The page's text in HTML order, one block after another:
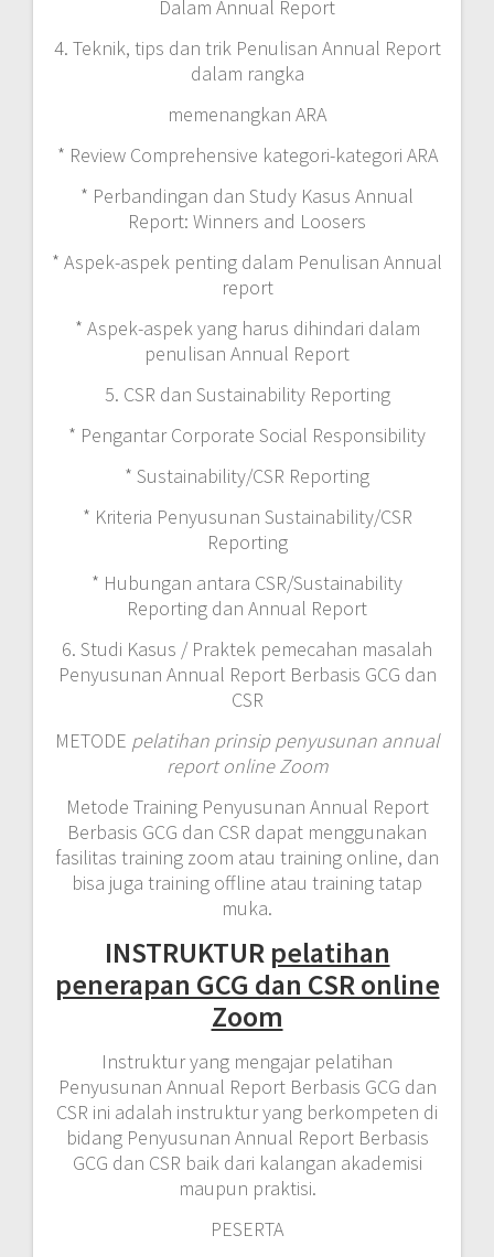
Dalam Annual Report
4. Teknik, tips dan trik Penulisan Annual Report
dalam rangka
memenangkan ARA
* Review Comprehensive kategori-kategori ARA
* Perbandingan dan Study Kasus Annual
Report: Winners and Loosers
* Aspek-aspek penting dalam Penulisan Annual
report
* Aspek-aspek yang harus dihindari dalam
penulisan Annual Report
5. CSR dan Sustainability Reporting
* Pengantar Corporate Social Responsibility
* Sustainability/CSR Reporting
* Kriteria Penyusunan Sustainability/CSR
Reporting
* Hubungan antara CSR/Sustainability
Reporting dan Annual Report
6. Studi Kasus / Praktek pemecahan masalah
Penyusunan Annual Report Berbasis GCG dan
CSR
METODE pelatihan prinsip penyusunan annual
report online Zoom
Metode Training Penyusunan Annual Report
Berbasis GCG dan CSR dapat menggunakan
fasilitas training zoom atau training online, dan
bisa juga training offline atau training tatap
muka.
INSTRUKTUR pelatihan
penerapan GCG dan CSR online
Zoom
Instruktur yang mengajar pelatihan
Penyusunan Annual Report Berbasis GCG dan
CSR ini adalah instruktur yang berkompeten di
bidang Penyusunan Annual Report Berbasis
GCG dan CSR baik dari kalangan akademisi
maupun praktisi.
PESERTA